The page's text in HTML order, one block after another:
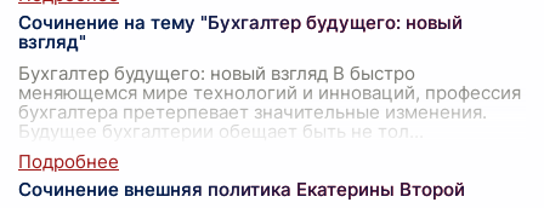
Сочинение на тему "Бухгалтер будущего: новый
взгляд"
Бухгалтер будущего: новый взгляд В быстро
меняющемся мире технологий и инноваций, профессия
бухгалтера претерпевает значительные изменения.
Будущее бухгалтерии обещает быть не тол
Сочинение внешняя политика Екатерины Второй